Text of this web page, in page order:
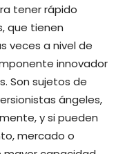
tener rápido
que tienen
veces a nivel de
innovador
Son sujetos de
ángeles,
y si pueden
mercado o